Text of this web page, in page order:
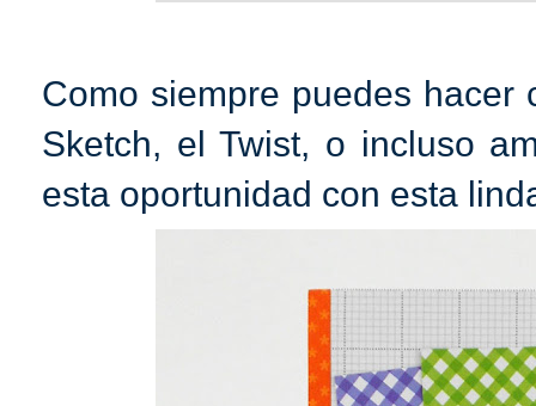
Como siempre puedes hacer
Sketch, el Twist, o incluso
esta oportunidad con esta